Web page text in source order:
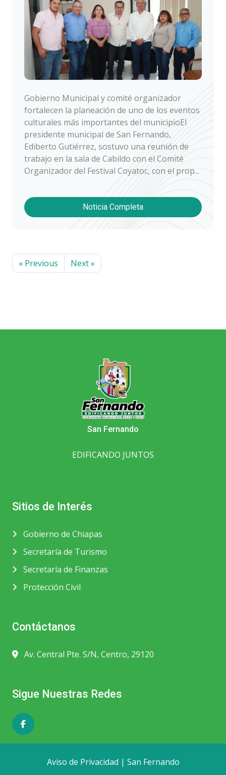
Gobierno Municipal y comité organizador
fortalecen la planeación de uno de los eventos
culturales más importantes del municipioEl
presidente municipal de San Fernando,
Ediberto Gutiérrez, sostuvo una reunión de
trabajo en la sala de Cabildo con el Comité
Organizador del Festival Coyatoc, con el prop...
Noticia Completa
« Previous Next »
San Fernando
EDIFICANDO JUNTOS
Sitios de Interés
Gobierno de Chiapas
Secretaría de Turismo
Secretaría de Finanzas
Protección Civil
Contáctanos
Av. Central Pte. S/N, Centro, 29120
Sigue Nuestras Redes
Aviso de Privacidad | San Fernando